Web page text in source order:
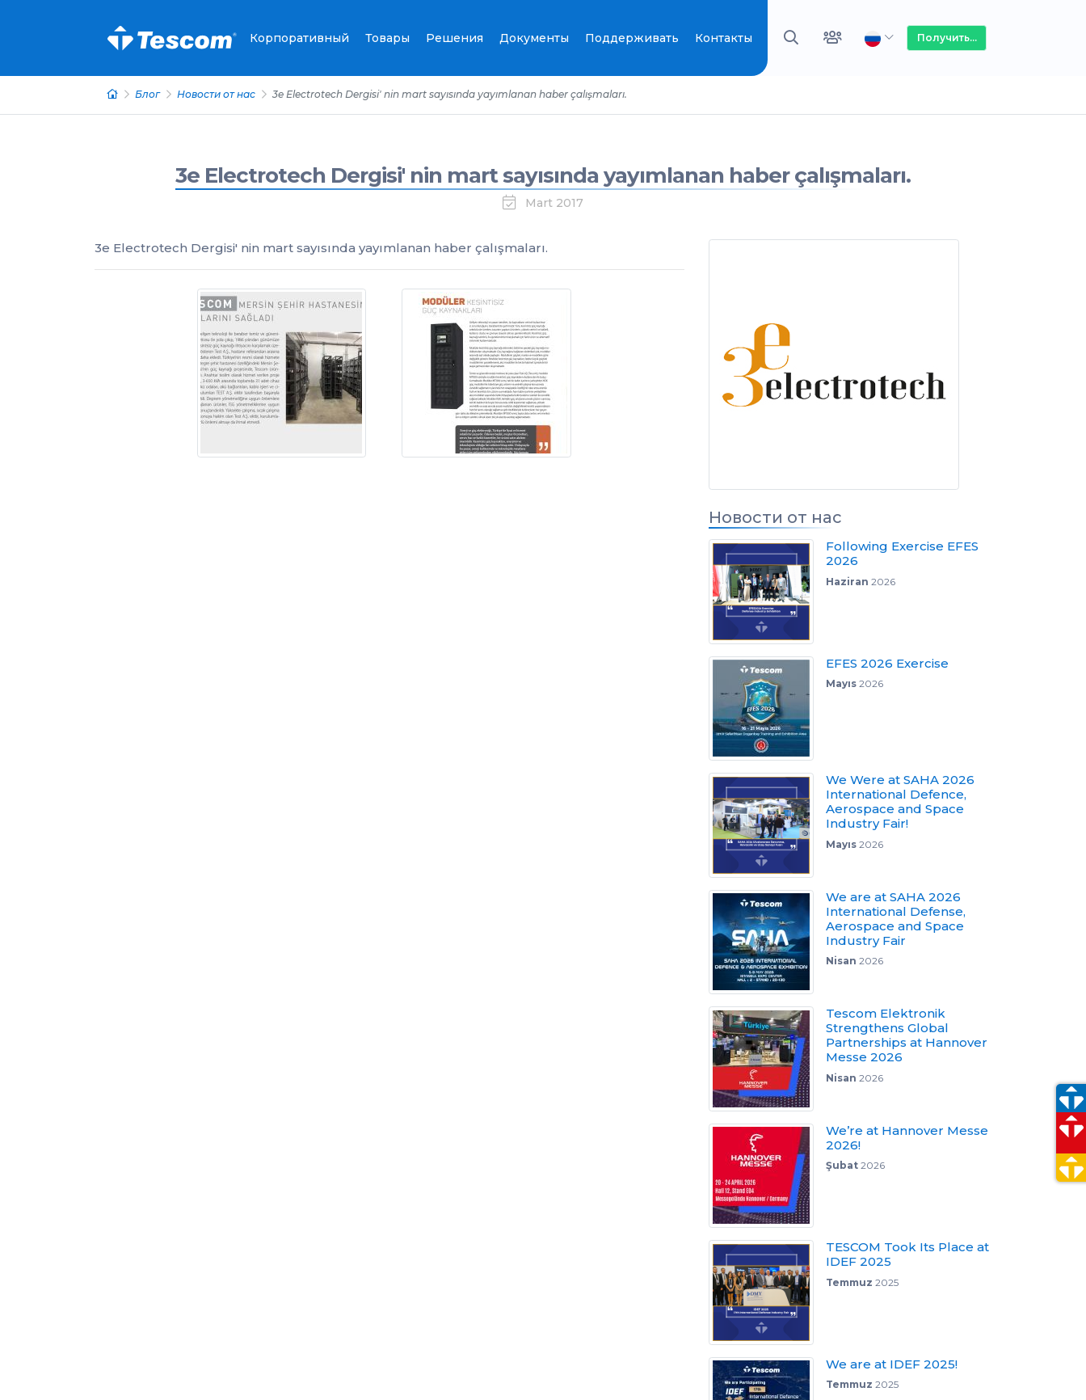
Корпоративный Товары Решения Документы Поддерживать Контакты Получить...
Блог Новости от нас 3e Electrotech Dergisi' nin mart sayısında yayımlanan haber çalışmaları.
3e Electrotech Dergisi' nin mart sayısında yayımlanan haber çalışmaları.
Mart 2017
3e Electrotech Dergisi' nin mart sayısında yayımlanan haber çalışmaları.
Новости от нас
Following Exercise EFES
2026
Haziran 2026
EFES 2026 Exercise
Mayıs2026
We Were at SAHA 2026
International Defence,
Aerospace and Space
Industry Fair!
Mayıs2026
We are at SAHA 2026
International Defense,
Aerospace and Space
Industry Fair
Nisan 2026
Tescom Elektronik
Strengthens Global
Partnerships at Hannover
Messe 2026
Nisan 2026
We’re at Hannover Messe
2026!
Şubat2026
TESCOM Took Its Place at
IDEF 2025
Temmuz 2025
We are at IDEF 2025!
Temmuz 2025